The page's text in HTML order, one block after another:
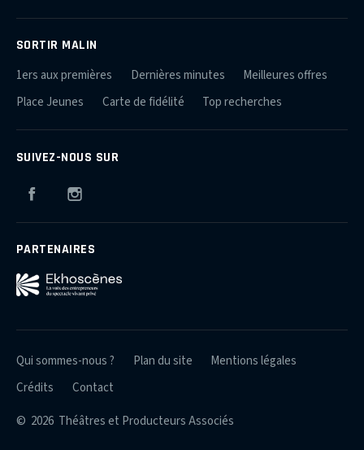
SORTIR MALIN
1ers aux premières Dernières minutes
Meilleures offres
Place Jeunes
Carte de fidélité Top recherches
SUIVEZ-NOUS SUR
Facebook
PARTENAIRES
© 2026 Théâtres et Producteurs Associés
Qui sommes-nous ? Plan du site
Mentions légales
Crédits
Contact